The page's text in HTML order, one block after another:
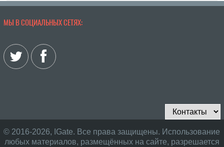
МЫ В СОЦИАЛЬНЫХ СЕТЯХ:
© 2016-2026, IGate. Все права защищены. Использование
любых материалов, размещённых на сайте, разрешается